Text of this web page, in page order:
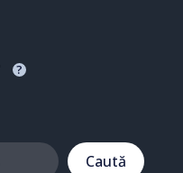
?
Caută